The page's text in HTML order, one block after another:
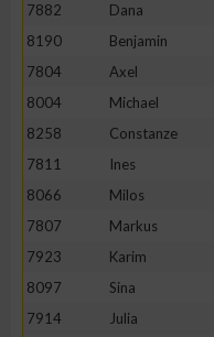
7882
Dana
8190
Benjamin
7804
Axel
8004
Michael
8258
Constanze
7811
Ines
8066
Milos
7807
Markus
7923
Karim
8097
Sina
7914
Julia
Nicht-IAB-Verarbeitungszwecke:
Performance
Funktional
Werbung